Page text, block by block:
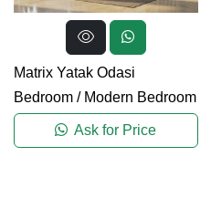
Matrix Yatak Odasi
Bedroom / Modern Bedroom
Ask for Price